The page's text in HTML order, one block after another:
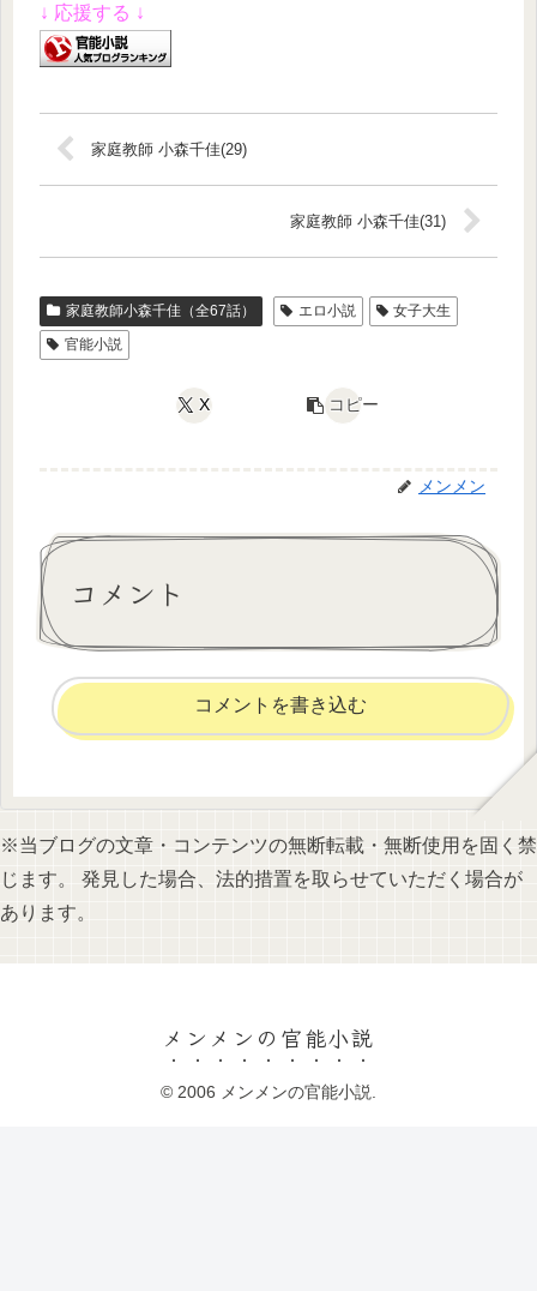
↓ 応援する ↓
家庭教師 小森千佳(29)
家庭教師 小森千佳(31)
家庭教師小森千佳（全67話） エロ小説
女子大生
官能小説
X コピー
メンメン
コメント
コメントを書き込む
※当ブログの文章・コンテンツの無断転載・無断使用を固く禁
じます。 発見した場合、法的措置を取らせていただく場合が
あります。
メンメンの官能小説
© 2006 メンメンの官能小説.